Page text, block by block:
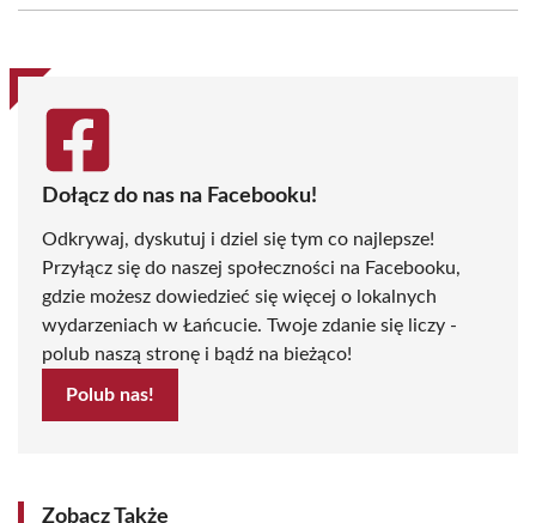
(Twitter)
Dołącz do nas na Facebooku!
Odkrywaj, dyskutuj i dziel się tym co najlepsze!
Przyłącz się do naszej społeczności na Facebooku,
gdzie możesz dowiedzieć się więcej o lokalnych
wydarzeniach w Łańcucie. Twoje zdanie się liczy -
polub naszą stronę i bądź na bieżąco!
Polub nas!
Zobacz Także